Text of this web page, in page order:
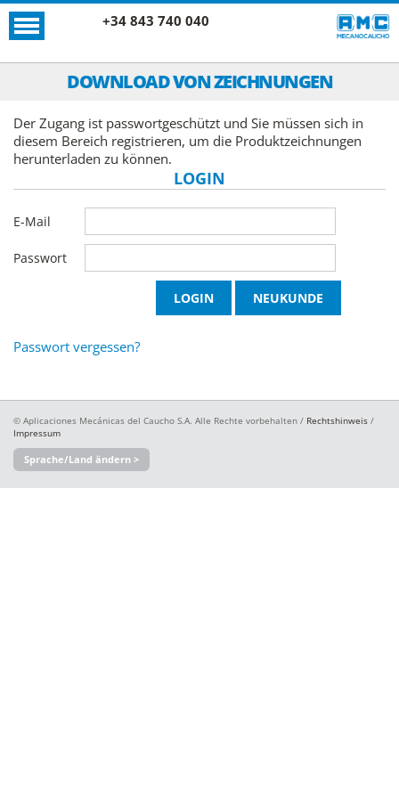
+34 843 740 040
DOWNLOAD VON ZEICHNUNGEN
Der Zugang ist passwortgeschützt und Sie müssen sich in
diesem Bereich registrieren, um die Produktzeichnungen
herunterladen zu können.
LOGIN
E-Mail
Passwort
Passwort vergessen?
© Aplicaciones Mecánicas del Caucho S.A. Alle Rechte vorbehalten / Rechtshinweis /
Impressum
Sprache/Land ändern >